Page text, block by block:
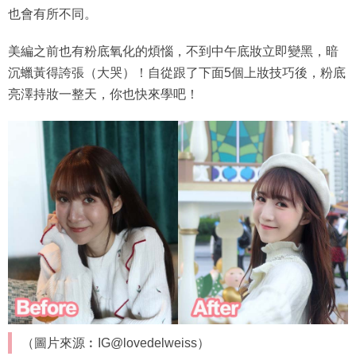
也會有所不同。
美編之前也有粉底氧化的煩惱，不到中午底妝立即變黑，暗
沉蠟黃得誇張（大哭）！自從跟了下面5個上妝技巧後，粉底
亮澤持妝一整天，你也快來學吧！
（圖片來源︰IG@lovedelweiss）